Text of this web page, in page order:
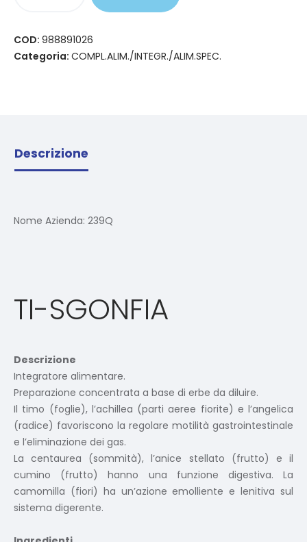
COD: 988891026
Categoria: COMPL.ALIM./INTEGR./ALIM.SPEC.
Descrizione
Nome Azienda: 239Q
TI-SGONFIA
Descrizione
Integratore alimentare.
Preparazione concentrata a base di erbe da diluire.
Il timo (foglie), l’achillea (parti aeree fiorite) e l’angelica
(radice) favoriscono la regolare motilità gastrointestinale
e l’eliminazione dei gas.
La centaurea (sommità), l’anice stellato (frutto) e il
cumino (frutto) hanno una funzione digestiva. La
camomilla (fiori) ha un’azione emolliente e lenitiva sul
sistema digerente.